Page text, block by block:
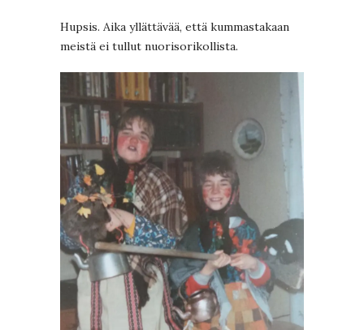
Hupsis. Aika yllättävää, että kummastakaan
meistä ei tullut nuorisorikollista.